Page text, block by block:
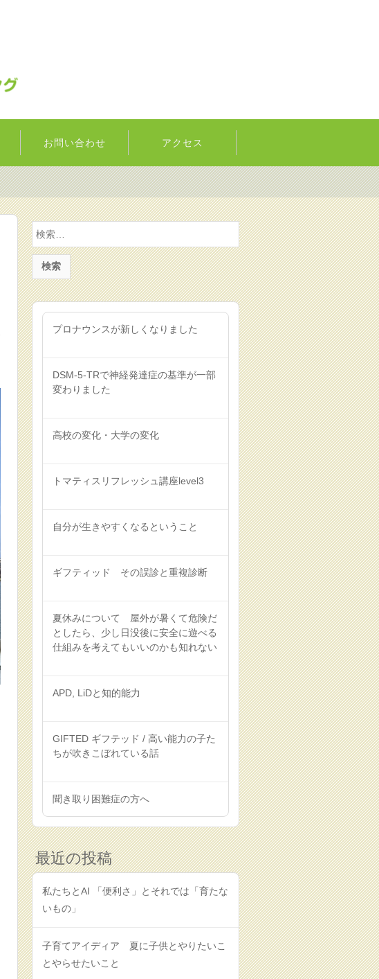
お問い合わせ アクセス
検
索:
プロナウンスが新しくなりました
DSM-5-TRで神経発達症の基準が一部
変わりました
高校の変化・大学の変化
トマティスリフレッシュ講座level3
自分が生きやすくなるということ
ギフティッド その誤診と重複診断
夏休みについて 屋外が暑くて危険だ
としたら、少し日没後に安全に遊べる
仕組みを考えてもいいのかも知れない
APD, LiDと知的能力
GIFTED ギフテッド / 高い能力の子た
ちが吹きこぼれている話
聞き取り困難症の方へ
最近の投稿
私たちとAI 「便利さ」とそれでは「育たな
いもの」
子育てアイディア 夏に子供とやりたいこ
とやらせたいこと